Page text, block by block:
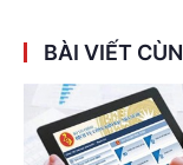
BÀI VIẾT